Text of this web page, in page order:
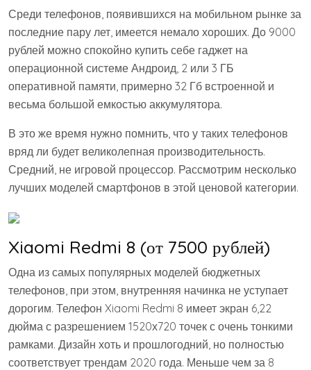
Среди телефонов, появившихся на мобильном рынке за
последние пару лет, имеется немало хороших. До 9000
рублей можно спокойно купить себе гаджет на
операционной системе Андроид, 2 или 3 ГБ
оперативной памяти, примерно 32 Гб встроенной и
весьма большой емкостью аккумулятора.
В это же время нужно помнить, что у таких телефонов
вряд ли будет великолепная производительность.
Средний, не игровой процессор. Рассмотрим несколько
лучших моделей смартфонов в этой ценовой категории.
Xiaomi Redmi 8 (от 7500 рублей)
Одна из самых популярных моделей бюджетных
телефонов, при этом, внутренняя начинка не уступает
дорогим. Телефон Xiaomi Redmi 8 имеет экран 6,22
дюйма с разрешением 1520х720 точек с очень тонкими
рамками. Дизайн хоть и прошлогодний, но полностью
соответствует трендам 2020 года. Меньше чем за 8